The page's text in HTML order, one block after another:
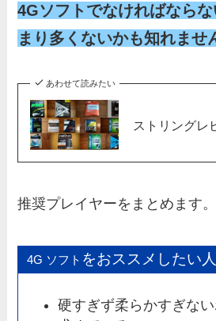
4Gソフトでなければなら
まり多くないかも知れませ
あわせて読みたい
ストリングレ
推奨プレイヤーをまとめます。
4G ソフト をおススメしたい人
硬すぎず柔らかすぎな